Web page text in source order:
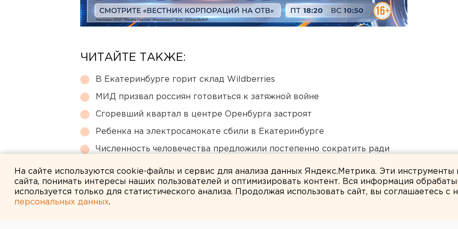
ЧИТАЙТЕ ТАКЖЕ:
В Екатеринбурге горит склад Wildberries
МИД призвал россиян готовиться к затяжной войне
Сгоревший квартал в центре Оренбурга застроят
Ребенка на электросамокате сбили в Екатеринбурге
Численность человечества предложили постепенно сократить ради
На сайте используются cookie-файлы и сервис для анализа данных Яндекс.Метрика. Эти инструменты
сайта, понимать интересы наших пользователей и оптимизировать контент. Вся информация
используется только для статистического анализа. Продолжая использовать сайт, вы соглашаетесь с
персональных данных.